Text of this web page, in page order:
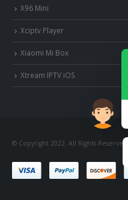
X96 Mini
Xciptv Player
Xiaomi Mi Box
Xtream IPTV iOS
© Copyright 2022. All Rights Reserved.